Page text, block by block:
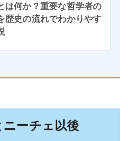
は何か？重要な哲学者の
歴史の流れでわかりやす
ーチェ以後